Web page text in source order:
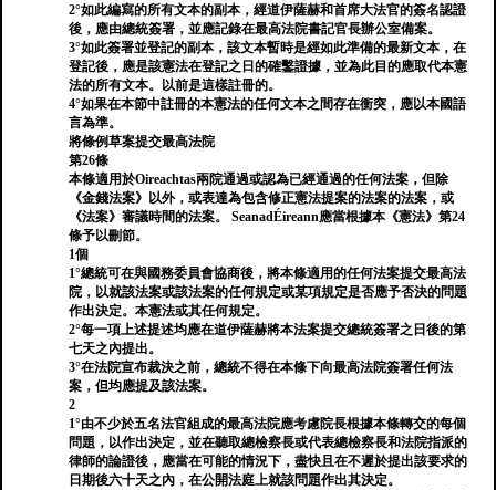
2°如此編寫的所有文本的副本，經道伊薩赫和首席大法官的簽名認證
後，應由總統簽署，並應記錄在最高法院書記官長辦公室備案。
3°如此簽署並登記的副本，該文本暫時是經如此準備的最新文本，在
登記後，應是該憲法在登記之日的確鑿證據，並為此目的應取代本憲
法的所有文本。以前是這樣註冊的。
4°如果在本節中註冊的本憲法的任何文本之間存在衝突，應以本國語
言為準。
將條例草案提交最高法院
第26條
本條適用於Oireachtas兩院通過或認為已經通過的任何法案，但除
《金錢法案》以外，或表達為包含修正憲法提案的法案的法案，或
《法案》審議時間的法案。 SeanadÉireann應當根據本《憲法》第24
條予以刪節。
1個
1°總統可在與國務委員會協商後，將本條適用的任何法案提交最高法
院，以就該法案或該法案的任何規定或某項規定是否應予否決的問題
作出決定。本憲法或其任何規定。
2°每一項上述提述均應在道伊薩赫將本法案提交總統簽署之日後的第
七天之內提出。
3°在法院宣布裁決之前，總統不得在本條下向最高法院簽署任何法
案，但均應提及該法案。
2
1°由不少於五名法官組成的最高法院應考慮院長根據本條轉交的每個
問題，以作出決定，並在聽取總檢察長或代表總檢察長和法院指派的
律師的論證後，應當在可能的情況下，盡快且在不遲於提出該要求的
日期後六十天之內，在公開法庭上就該問題作出其決定。